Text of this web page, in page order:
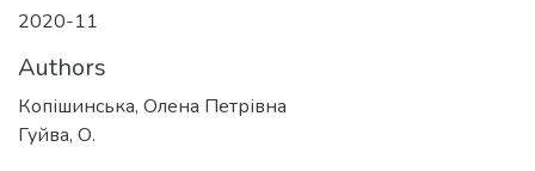
2020-11
Authors
Копішинська, Олена Петрівна
Гуйва, О.